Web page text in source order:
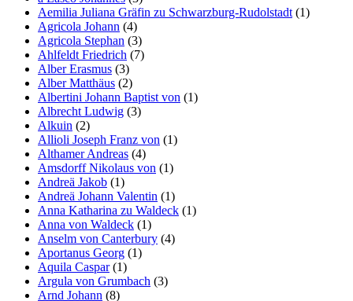
Aemilia Juliana Gräfin zu Schwarzburg-Rudolstadt (1)
Agricola Johann (4)
Agricola Stephan (3)
Ahlfeldt Friedrich (7)
Alber Erasmus (3)
Alber Matthäus (2)
Albertini Johann Baptist von (1)
Albrecht Ludwig (3)
Alkuin (2)
Allioli Joseph Franz von (1)
Althamer Andreas (4)
Amsdorff Nikolaus von (1)
Andreä Jakob (1)
Andreä Johann Valentin (1)
Anna Katharina zu Waldeck (1)
Anna von Waldeck (1)
Anselm von Canterbury (4)
Aportanus Georg (1)
Aquila Caspar(1)
Argula von Grumbach (3)
Arnd Johann (8)